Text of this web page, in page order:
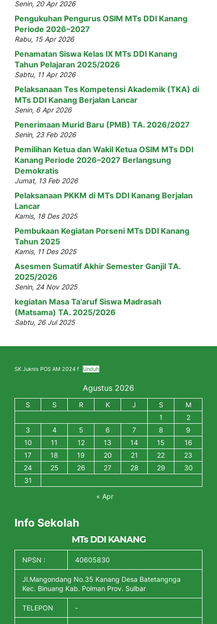
Senin, 20 Apr 2026
Pengukuhan Pengurus OSIM MTs DDI Kanang
Periode 2026–2027
Rabu, 15 Apr 2026
Penamatan Siswa Kelas IX MTs DDI Kanang
Tahun Pelajaran 2025/2026
Sabtu, 11 Apr 2026
Pelaksanaan Tes Kompetensi Akademik (TKA) di
MTs DDI Kanang Berjalan Lancar
Senin, 6 Apr 2026
Penerimaan Murid Baru (PMB) TA. 2026/2027
Senin, 23 Feb 2026
Pemilihan Ketua dan Wakil Ketua OSIM MTs DDI
Kanang Periode 2026–2027 Berlangsung
Demokratis
Jumat, 13 Feb 2026
Pelaksanaan PKKM di MTs DDI Kanang Berjalan
Lancar
Kamis, 18 Des 2025
Pembukaan Kegiatan Porseni MTs DDI Kanang
Tahun 2025
Kamis, 11 Des 2025
Asesmen Sumatif Akhir Semester Ganjil TA.
2025/2026
Senin, 24 Nov 2025
kegiatan Masa Ta’aruf Siswa Madrasah
(Matsama) TA. 2025/2026
Sabtu, 26 Jul 2025
SK Juknis POS AM 2024 f Unduh
Agustus 2026
S S R K J S
M
1
2
3
4 5 6 7 8
9
10
11 12 13 14 15
16
17
18 19 20 21 22
23
24
25 26 27 28 29
30
31
« Apr
Info Sekolah
MTs DDI KANANG
NPSN : 40605830
Jl.Mangondang No.35 Kanang Desa Batetangnga
Kec. Binuang Kab. Polman Prov. Sulbar
TELEPON -